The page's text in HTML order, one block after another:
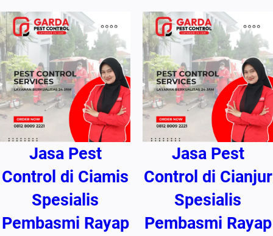
Jasa Pest
Control di Ciamis
Spesialis
Pembasmi Rayap
Jasa Pest
Control di Cianjur
Spesialis
Pembasmi Rayap